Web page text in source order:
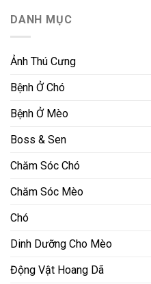
DANH MỤC
Ảnh Thú Cưng
Bệnh Ở Chó
Bệnh Ở Mèo
Boss & Sen
Chăm Sóc Chó
Chăm Sóc Mèo
Chó
Dinh Dưỡng Cho Mèo
Động Vật Hoang Dã